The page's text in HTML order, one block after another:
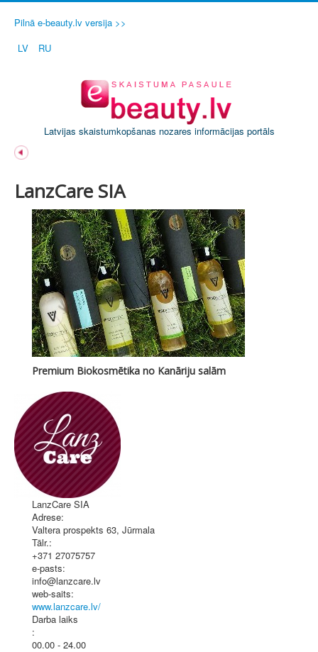
Pilnā e-beauty.lv versija >>
LV
RU
Latvijas skaistumkopšanas nozares informācijas portāls
LanzCare SIA
Premium Biokosmētika no Kanāriju salām
LanzCare SIA
Adrese:
Valtera prospekts 63, Jūrmala
Tālr.:
+371 27075757
e-pasts:
info@lanzcare.lv
web-saits:
www.lanzcare.lv/
Darba laiks
:
00.00 - 24.00